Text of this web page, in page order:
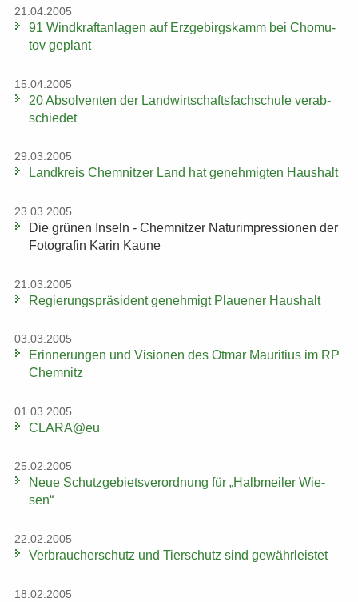
21.04.2005
91 Wind­kraft­an­la­gen auf Erz­ge­birgs­kamm bei Chomu­
tov ge­plant
15.04.2005
20 Ab­sol­ven­ten der Land­wirt­schafts­fach­schu­le ver­ab­
schie­det
29.03.2005
Land­kreis Chem­nit­zer Land hat ge­neh­mig­ten Haus­halt
23.03.2005
Die grü­nen In­seln - Chem­nit­zer Na­turim­pres­sio­nen der
Fo­to­gra­fin Karin Kaune
21.03.2005
Re­gie­rungs­prä­si­dent ge­neh­migt Plaue­ner Haus­halt
03.03.2005
Er­in­ne­run­gen und Vi­sio­nen des Otmar Mau­ri­ti­us im RP
Chem­nitz
01.03.2005
CLARA@eu
25.02.2005
Neue Schutz­ge­biets­ver­ord­nung für „Halb­mei­ler Wie­
sen“
22.02.2005
Ver­brau­cher­schutz und Tier­schutz sind ge­währ­leis­tet
18.02.2005